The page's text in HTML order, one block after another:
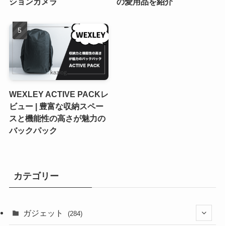
WEXLEY ACTIVE PACKレ
ビュー | 豊富な収納スペー
スと機能性の高さが魅力の
バックパック
カテゴリー
ガジェット (284)